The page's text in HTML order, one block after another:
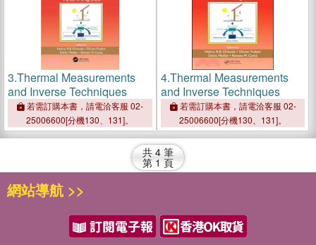
3.Thermal Measurements
and Inverse Techniques
若需訂購本書，請電洽客服 02-
25006600[分機130、131]。
4.Thermal Measurements
and Inverse Techniques
若需訂購本書，請電洽客服 02-
25006600[分機130、131]。
共 4 筆
第 1 頁
網站導航 >>